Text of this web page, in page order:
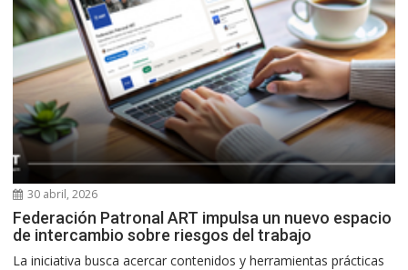
30 abril, 2026
Federación Patronal ART impulsa un nuevo espacio
de intercambio sobre riesgos del trabajo
La iniciativa busca acercar contenidos y herramientas prácticas